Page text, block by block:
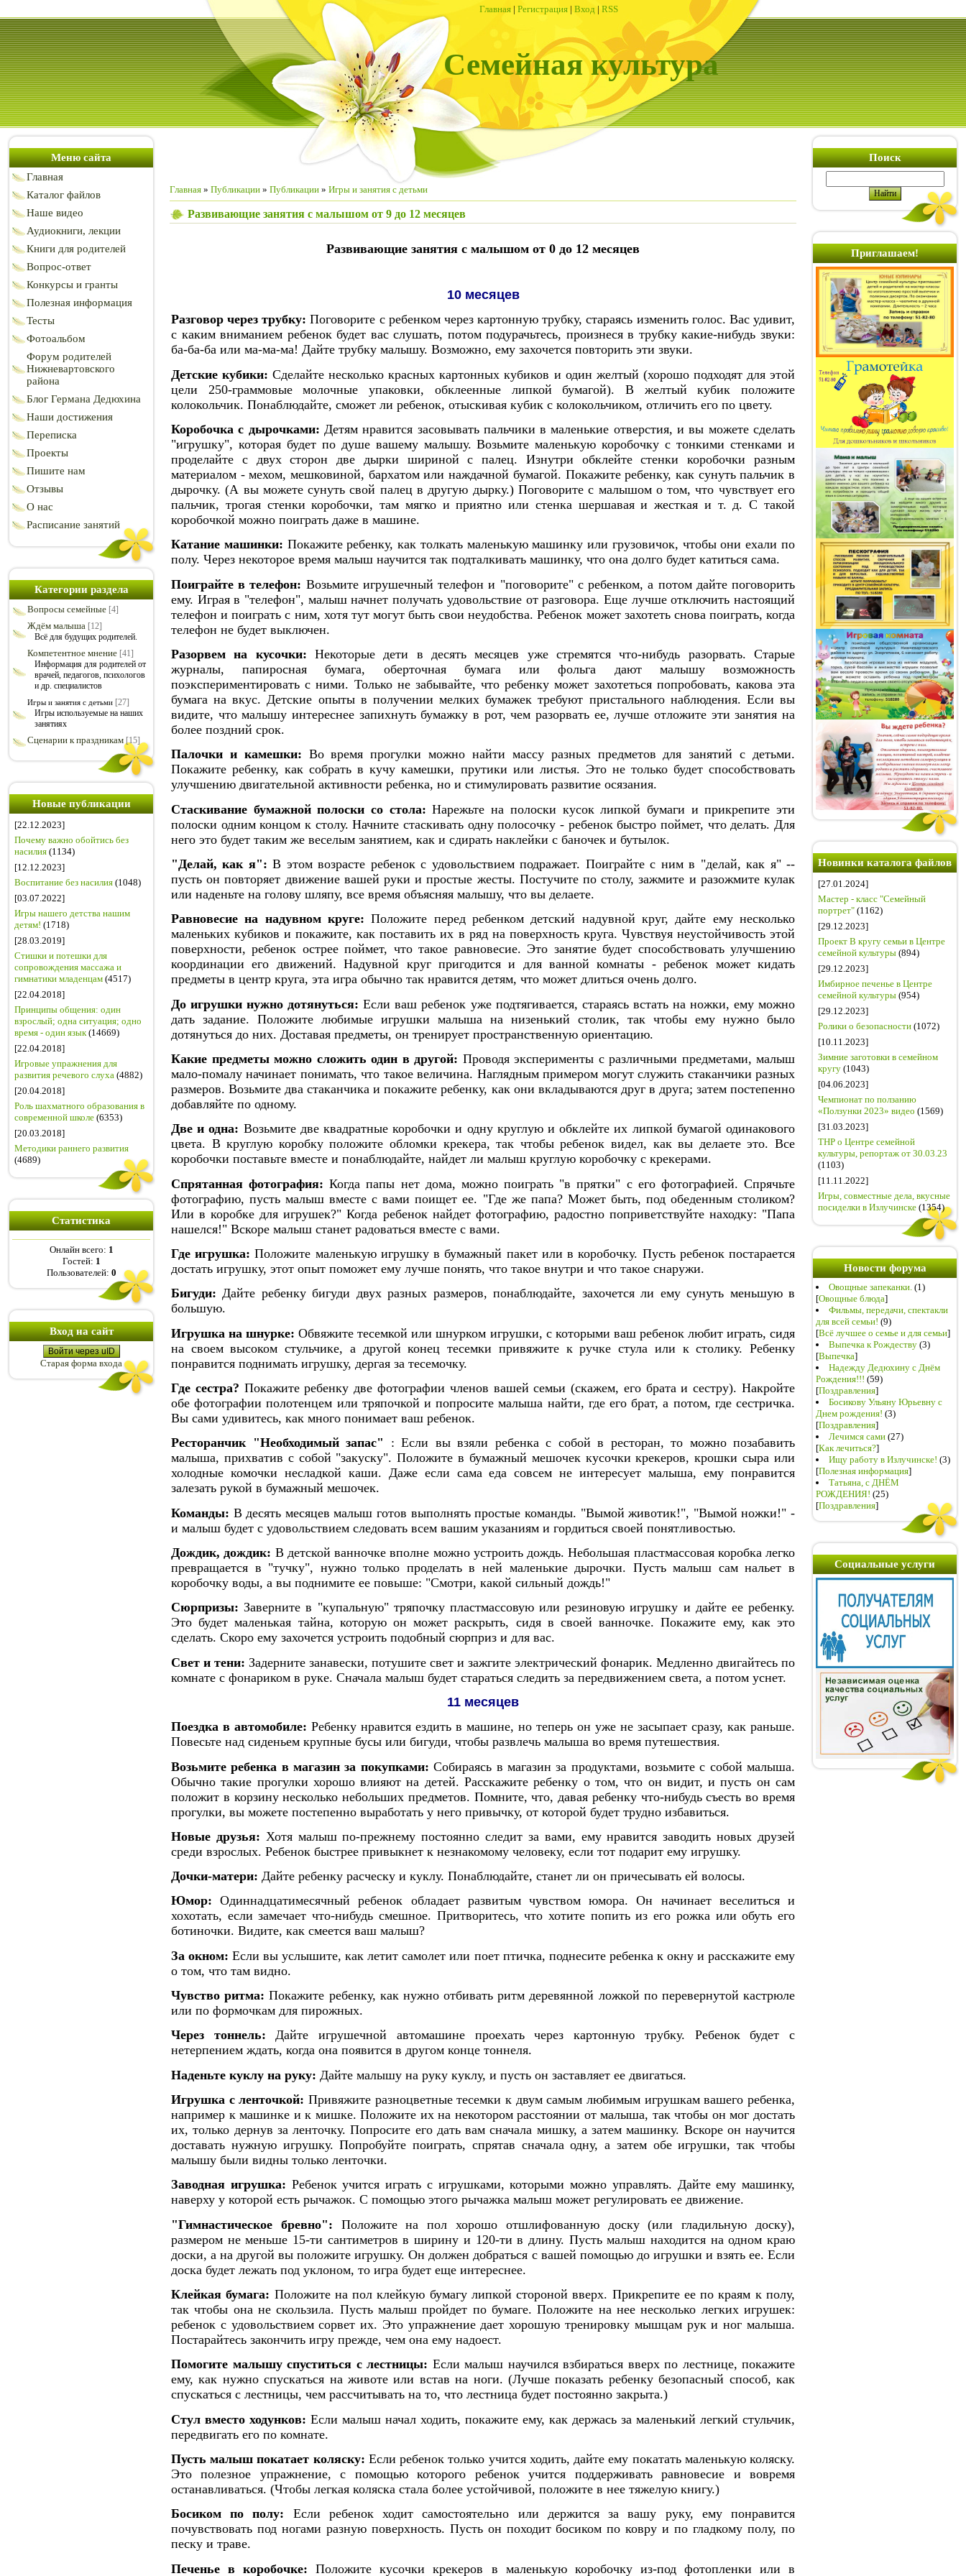
Главная | Регистрация | Вход | RSS
Семейная культура
Меню сайта
Главная
Каталог файлов
Наше видео
Аудиокниги, лекции
Книги для родителей
Вопрос-ответ
Конкурсы и гранты
Полезная информация
Тесты
Фотоальбом
Форум родителей
Нижневартовского
района
Блог Германа Дедюхина
Наши достижения
Переписка
Проекты
Пишите нам
Отзывы
О нас
Расписание занятий
Категории раздела
Вопросы семейные [4]
Ждём малыша [12]
Всё для будущих родителей.
Компетентное мнение [41]
Информация для родителей от
врачей, педагогов, психологов
и др. специалистов
Игры и занятия с детьми [27]
Игры используемые на наших
занятиях
Сценарии к праздникам [15]
Новые публикации
[22.12.2023]
Почему важно обойтись без
насилия (1134)
[12.12.2023]
Воспитание без насилия (1048)
[03.07.2022]
Игры нашего детства нашим
детям! (1718)
[28.03.2019]
Стишки и потешки для
сопровождения массажа и
гимнатики младенцам (4517)
[22.04.2018]
Принципы общения: один
взрослый; одна ситуация; одно
время - один язык(14669)
[22.04.2018]
Игровые упражнения для
развития речевого слуха (4882)
[20.04.2018]
Роль шахматного образования в
современной школе (6353)
[20.03.2018]
Методики раннего развития
(4689)
Статистика
Онлайн всего: 1
Гостей: 1
Пользователей: 0
Вход на сайт
Войти через uID
Старая форма входа
Главная » Публикации » Публикации » Игры и занятия с детьми
Развивающие занятия с малышом от 9 до 12 месяцев
Развивающие занятия с малышом от 0 до 12 месяцев
10 месяцев
Разговор через трубку: Поговорите с ребенком через картонную трубку, стараясь изменить голос. Вас удивит,
с каким вниманием ребенок будет вас слушать, потом подурачьтесь, произнеся в трубку какие-нибудь звуки:
ба-ба-ба или ма-ма-ма! Дайте трубку малышу. Возможно, ему захочется повторить эти звуки.
Детские кубики: Сделайте несколько красных картонных кубиков и один желтый (хорошо подходят для этой
цели 250-граммовые молочные упаковки, обклеенные липкой бумагой). В желтый кубик положите
колокольчик. Понаблюдайте, сможет ли ребенок, отыскивая кубик с колокольчиком, отличить его по цвету.
Коробочка с дырочками: Детям нравится засовывать пальчики в маленькие отверстия, и вы можете сделать
"игрушку", которая будет по душе вашему малышу. Возьмите маленькую коробочку с тонкими стенками и
проделайте с двух сторон две дырки шириной с палец. Изнутри обклейте стенки коробочки разным
материалом - мехом, мешковиной, бархатом или наждачной бумагой. Покажите ребенку, как сунуть пальчик в
дырочку. (А вы можете сунуть свой палец в другую дырку.) Поговорите с малышом о том, что чувствует его
пальчик, трогая стенки коробочки, там мягко и приятно или стенка шершавая и жесткая и т. д. С такой
коробочкой можно поиграть даже в машине.
Катание машинки: Покажите ребенку, как толкать маленькую машинку или грузовичок, чтобы они ехали по
полу. Через некоторое время малыш научится так подталкивать машинку, что она долго будет катиться сама.
Поиграйте в телефон: Возьмите игрушечный телефон и "поговорите" с ребенком, а потом дайте поговорить
ему. Играя в "телефон", малыш начнет получать удовольствие от разговора. Еще лучше отключить настоящий
телефон и поиграть с ним, хотя тут могут быть свои неудобства. Ребенок может захотеть снова поиграть, когда
телефон не будет выключен.
Разорвем на кусочки: Некоторые дети в десять месяцев уже стремятся что-нибудь разорвать. Старые
журналы, папиросная бумага, оберточная бумага или фольга дают малышу возможность
поэкспериментировать с ними. Только не забывайте, что ребенку может захотеться попробовать, какова эта
бумага на вкус. Детские опыты в получении мелких бумажек требуют пристального наблюдения. Если вы
видите, что малышу интереснее запихнуть бумажку в рот, чем разорвать ее, лучше отложите эти занятия на
более поздний срок.
Палочки и камешки: Во время прогулки можно найти массу разных предметов для занятий с детьми.
Покажите ребенку, как собрать в кучу камешки, прутики или листья. Это не только будет способствовать
улучшению двигательной активности ребенка, но и стимулировать развитие осязания.
Стаскивание бумажной полоски со стола: Нарежьте на полоски кусок липкой бумаги и прикрепите эти
полоски одним концом к столу. Начните стаскивать одну полосочку - ребенок быстро поймет, что делать. Для
него это будет таким же веселым занятием, как и сдирать наклейки с баночек и бутылок.
"Делай, как я": В этом возрасте ребенок с удовольствием подражает. Поиграйте с ним в "делай, как я" --
пусть он повторяет движение вашей руки и простые жесты. Постучите по столу, зажмите и разожмите кулак
или наденьте на голову шляпу, все время объясняя малышу, что вы делаете.
Равновесие на надувном круге: Положите перед ребенком детский надувной круг, дайте ему несколько
маленьких кубиков и покажите, как поставить их в ряд на поверхность круга. Чувствуя неустойчивость этой
поверхности, ребенок острее поймет, что такое равновесие. Это занятие будет способствовать улучшению
координации его движений. Надувной круг пригодится и для ванной комнаты - ребенок может кидать
предметы в центр круга, эта игра обычно так нравится детям, что может длиться очень долго.
До игрушки нужно дотянуться: Если ваш ребенок уже подтягивается, стараясь встать на ножки, ему можно
дать задание. Положите любимые игрушки малыша на низенький столик, так чтобы ему нужно было
дотянуться до них. Доставая предметы, он тренирует пространственную ориентацию.
Какие предметы можно сложить один в другой: Проводя эксперименты с различными предметами, малыш
мало-помалу начинает понимать, что такое величина. Наглядным примером могут служить стаканчики разных
размеров. Возьмите два стаканчика и покажите ребенку, как они вкладываются друг в друга; затем постепенно
добавляйте по одному.
Две и одна: Возьмите две квадратные коробочки и одну круглую и обклейте их липкой бумагой одинакового
цвета. В круглую коробку положите обломки крекера, так чтобы ребенок видел, как вы делаете это. Все
коробочки поставьте вместе и понаблюдайте, найдет ли малыш круглую коробочку с крекерами.
Спрятанная фотография: Когда папы нет дома, можно поиграть "в прятки" с его фотографией. Спрячьте
фотографию, пусть малыш вместе с вами поищет ее. "Где же папа? Может быть, под обеденным столиком?
Или в коробке для игрушек?" Когда ребенок найдет фотографию, радостно поприветствуйте находку: "Папа
нашелся!" Вскоре малыш станет радоваться вместе с вами.
Где игрушка: Положите маленькую игрушку в бумажный пакет или в коробочку. Пусть ребенок постарается
достать игрушку, этот опыт поможет ему лучше понять, что такое внутри и что такое снаружи.
Бигуди: Дайте ребенку бигуди двух разных размеров, понаблюдайте, захочется ли ему сунуть меньшую в
большую.
Игрушка на шнурке: Обвяжите тесемкой или шнурком игрушки, с которыми ваш ребенок любит играть, сидя
на своем высоком стульчике, а другой конец тесемки привяжите к ручке стула или к столику. Ребенку
понравится поднимать игрушку, дергая за тесемочку.
Где сестра? Покажите ребенку две фотографии членов вашей семьи (скажем, его брата и сестру). Накройте
обе фотографии полотенцем или тряпочкой и попросите малыша найти, где его брат, а потом, где сестричка.
Вы сами удивитесь, как много понимает ваш ребенок.
Ресторанчик "Необходимый запас" : Если вы взяли ребенка с собой в ресторан, то можно позабавить
малыша, прихватив с собой "закуску". Положите в бумажный мешочек кусочки крекеров, крошки сыра или
холодные комочки несладкой каши. Даже если сама еда совсем не интересует малыша, ему понравится
залезать рукой в бумажный мешочек.
Команды: В десять месяцев малыш готов выполнять простые команды. "Вымой животик!", "Вымой ножки!" -
и малыш будет с удовольствием следовать всем вашим указаниям и гордиться своей понятливостью.
Дождик, дождик: В детской ванночке вполне можно устроить дождь. Небольшая пластмассовая коробка легко
превращается в "тучку", нужно только проделать в ней маленькие дырочки. Пусть малыш сам нальет в
коробочку воды, а вы поднимите ее повыше: "Смотри, какой сильный дождь!"
Сюрпризы: Заверните в "купальную" тряпочку пластмассовую или резиновую игрушку и дайте ее ребенку.
Это будет маленькая тайна, которую он может раскрыть, сидя в своей ванночке. Покажите ему, как это
сделать. Скоро ему захочется устроить подобный сюрприз и для вас.
Свет и тени: Задерните занавески, потушите свет и зажгите электрический фонарик. Медленно двигайтесь по
комнате с фонариком в руке. Сначала малыш будет стараться следить за передвижением света, а потом уснет.
11 месяцев
Поездка в автомобиле: Ребенку нравится ездить в машине, но теперь он уже не засыпает сразу, как раньше.
Повесьте над сиденьем крупные бусы или бигуди, чтобы развлечь малыша во время путешествия.
Возьмите ребенка в магазин за покупками: Собираясь в магазин за продуктами, возьмите с собой малыша.
Обычно такие прогулки хорошо влияют на детей. Расскажите ребенку о том, что он видит, и пусть он сам
положит в корзину несколько небольших предметов. Помните, что, давая ребенку что-нибудь съесть во время
прогулки, вы можете постепенно выработать у него привычку, от которой будет трудно избавиться.
Новые друзья: Хотя малыш по-прежнему постоянно следит за вами, ему нравится заводить новых друзей
среди взрослых. Ребенок быстрее привыкнет к незнакомому человеку, если тот подарит ему игрушку.
Дочки-матери: Дайте ребенку расческу и куклу. Понаблюдайте, станет ли он причесывать ей волосы.
Юмор: Одиннадцатимесячный ребенок обладает развитым чувством юмора. Он начинает веселиться и
хохотать, если замечает что-нибудь смешное. Притворитесь, что хотите попить из его рожка или обуть его
ботиночки. Видите, как смеется ваш малыш?
За окном: Если вы услышите, как летит самолет или поет птичка, поднесите ребенка к окну и расскажите ему
о том, что там видно.
Чувство ритма: Покажите ребенку, как нужно отбивать ритм деревянной ложкой по перевернутой кастрюле
или по формочкам для пирожных.
Через тоннель: Дайте игрушечной автомашине проехать через картонную трубку. Ребенок будет с
нетерпением ждать, когда она появится в другом конце тоннеля.
Наденьте куклу на руку: Дайте малышу на руку куклу, и пусть он заставляет ее двигаться.
Игрушка с ленточкой: Привяжите разноцветные тесемки к двум самым любимым игрушкам вашего ребенка,
например к машинке и к мишке. Положите их на некотором расстоянии от малыша, так чтобы он мог достать
их, только дернув за ленточку. Попросите его дать вам сначала мишку, а затем машинку. Вскоре он научится
доставать нужную игрушку. Попробуйте поиграть, спрятав сначала одну, а затем обе игрушки, так чтобы
малышу были видны только ленточки.
Заводная игрушка: Ребенок учится играть с игрушками, которыми можно управлять. Дайте ему машинку,
наверху у которой есть рычажок. С помощью этого рычажка малыш может регулировать ее движение.
"Гимнастическое бревно": Положите на пол хорошо отшлифованную доску (или гладильную доску),
размером не меньше 15-ти сантиметров в ширину и 120-ти в длину. Пусть малыш находится на одном краю
доски, а на другой вы положите игрушку. Он должен добраться с вашей помощью до игрушки и взять ее. Если
доска будет лежать под уклоном, то игра будет еще интереснее.
Клейкая бумага: Положите на пол клейкую бумагу липкой стороной вверх. Прикрепите ее по краям к полу,
так чтобы она не скользила. Пусть малыш пройдет по бумаге. Положите на нее несколько легких игрушек:
ребенок с удовольствием сорвет их. Это упражнение дает хорошую тренировку мышцам рук и ног малыша.
Постарайтесь закончить игру прежде, чем она ему надоест.
Помогите малышу спуститься с лестницы: Если малыш научился взбираться вверх по лестнице, покажите
ему, как нужно спускаться на животе или встав на ноги. (Лучше показать ребенку безопасный способ, как
спускаться с лестницы, чем рассчитывать на то, что лестница будет постоянно закрыта.)
Стул вместо ходунков: Если малыш начал ходить, покажите ему, как держась за маленький легкий стульчик,
передвигать его по комнате.
Пусть малыш покатает коляску: Если ребенок только учится ходить, дайте ему покатать маленькую коляску.
Это полезное упражнение, с помощью которого ребенок учится поддерживать равновесие и вовремя
останавливаться. (Чтобы легкая коляска стала более устойчивой, положите в нее тяжелую книгу.)
Босиком по полу: Если ребенок ходит самостоятельно или держится за вашу руку, ему понравится
почувствовать под ногами разную поверхность. Пусть он походит босиком по ковру и по гладкому полу, по
песку и траве.
Печенье в коробочке: Положите кусочки крекеров в маленькую коробочку из-под фотопленки или в
Поиск
Приглашаем!
Новинки каталога файлов
[27.01.2024]
Мастер - класс "Семейный
портрет" (1162)
[29.12.2023]
Проект В кругу семьи в Центре
семейной культуры (894)
[29.12.2023]
Имбирное печенье в Центре
семейной культуры (954)
[29.12.2023]
Ролики о безопасности (1072)
[10.11.2023]
Зимние заготовки в семейном
кругу (1043)
[04.06.2023]
Чемпионат по ползанию
«Ползунки 2023» видео (1569)
[31.03.2023]
ТНР о Центре семейной
культуры, репортаж от 30.03.23
(1103)
[11.11.2022]
Игры, совместные дела, вкусные
посиделки в Излучинске (1354)
Новости форума
Овощные запеканки. (1)
[Овощные блюда]
Фильмы, передачи, спектакли
для всей семьи! (9)
[Всё лучшее о семье и для семьи]
Выпечка к Рождеству (3)
[Выпечка]
Надежду Дедюхину с Днём
Рождения!!! (59)
[Поздравления]
Босикову Ульяну Юрьевну с
Днем рождения! (3)
[Поздравления]
Лечимся сами (27)
[Как лечиться?]
Ищу работу в Излучинске! (3)
[Полезная информация]
Татьяна, с ДНЁМ
РОЖДЕНИЯ! (25)
[Поздравления]
Социальные услуги